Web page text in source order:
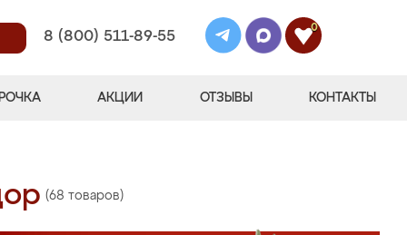
8 (800) 511-89-55
0
АКЦИИ ОТЗЫВЫ КОНТАКТЫ
(68 товаров)